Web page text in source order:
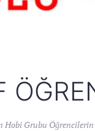
Hobi Grubu Öğrencilerin